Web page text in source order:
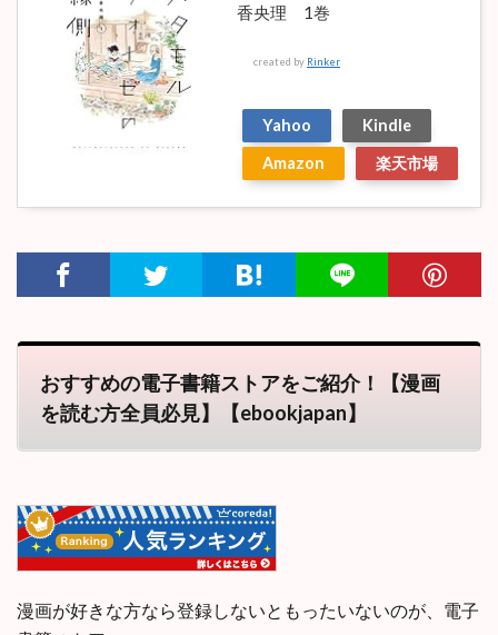
香央理 1巻
created by Rinker
Yahoo
Kindle
Amazon
楽天市場
おすすめの電子書籍ストアをご紹介！【漫画
を読む方全員必見】【ebookjapan】
漫画が好きな方なら登録しないともったいないのが、電子